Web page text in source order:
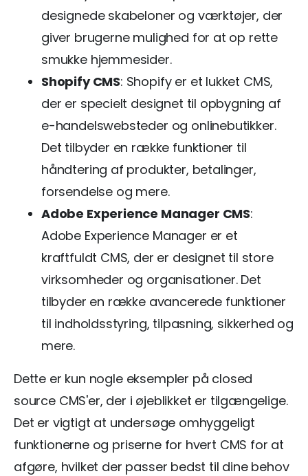
designede skabeloner og værktøjer, der
giver brugerne mulighed for at op rette
smukke hjemmesider.
Shopify CMS: Shopify er et lukket CMS,
der er specielt designet til opbygning af
e-handelswebsteder og onlinebutikker.
Det tilbyder en række funktioner til
håndtering af produkter, betalinger,
forsendelse og mere.
Adobe Experience Manager CMS:
Adobe Experience Manager er et
kraftfuldt CMS, der er designet til store
virksomheder og organisationer. Det
tilbyder en række avancerede funktioner
til indholdsstyring, tilpasning, sikkerhed og
mere.
Dette er kun nogle eksempler på closed
source CMS'er, der i øjeblikket er tilgængelige.
Det er vigtigt at undersøge omhyggeligt
funktionerne og priserne for hvert CMS for at
afgøre, hvilket der passer bedst til dine behov